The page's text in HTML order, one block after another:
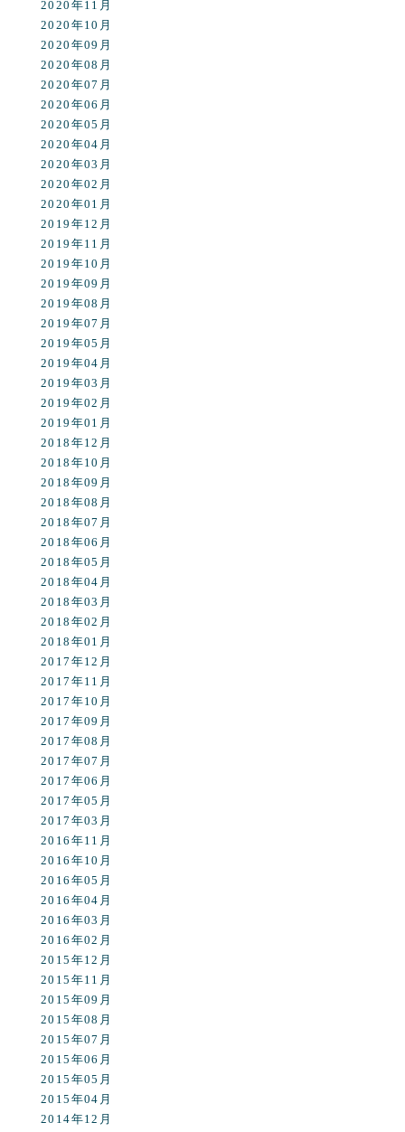
2020年11月
2020年10月
2020年09月
2020年08月
2020年07月
2020年06月
2020年05月
2020年04月
2020年03月
2020年02月
2020年01月
2019年12月
2019年11月
2019年10月
2019年09月
2019年08月
2019年07月
2019年05月
2019年04月
2019年03月
2019年02月
2019年01月
2018年12月
2018年10月
2018年09月
2018年08月
2018年07月
2018年06月
2018年05月
2018年04月
2018年03月
2018年02月
2018年01月
2017年12月
2017年11月
2017年10月
2017年09月
2017年08月
2017年07月
2017年06月
2017年05月
2017年03月
2016年11月
2016年10月
2016年05月
2016年04月
2016年03月
2016年02月
2015年12月
2015年11月
2015年09月
2015年08月
2015年07月
2015年06月
2015年05月
2015年04月
2014年12月